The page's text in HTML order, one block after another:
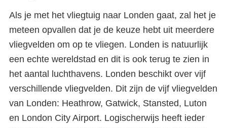
Als je met het vliegtuig naar Londen gaat, zal het je
meteen opvallen dat je de keuze hebt uit meerdere
vliegvelden om op te vliegen. Londen is natuurlijk
een echte wereldstad en dit is ook terug te zien in
het aantal luchthavens. Londen beschikt over vijf
verschillende vliegvelden. Dit zijn de vijf vliegvelden
van Londen: Heathrow, Gatwick, Stansted, Luton
en London City Airport. Logischerwijs heeft ieder